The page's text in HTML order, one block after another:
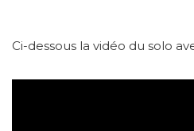
Ci-dessous la vidéo du solo